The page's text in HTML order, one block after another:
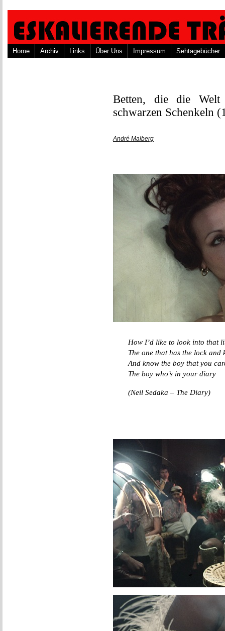
Home Archiv Links Über Uns Impressum Sehtagebücher
Betten, die die
schwarzen Schenkeln
André Malberg
How I’d like to look into that
The one that has the lock and
And know the boy that you
The boy who’s in your diary
(Neil Sedaka – The Diary)